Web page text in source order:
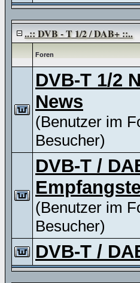
..:: DVB - T 1/2 / DAB+ ::..
Foren
DVB-T 1/2
News
(Benutzer im
Besucher)
DVB-T /
(Benutzer im
Besucher)
DVB-T /